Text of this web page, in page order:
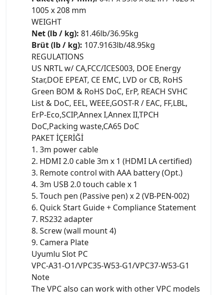
1005 x 208 mm
WEIGHT
Net (lb / kg): 81.46lb/36.95kg
Brüt (lb / kg): 107.9163lb/48.95kg
REGULATIONS
US NRTL w/ CA,FCC/ICES003, DOE Energy
Star,DOE EPEAT, CE EMC, LVD or CB, RoHS
Green BOM & RoHS DoC, ErP, REACH SVHC
List & DoC, EEL, WEEE,GOST-R / EAC, FF,LBL,
ErP-Eco,SCIP,Annex I,Annex II,TPCH
DoC,Packing waste,CA65 DoC
PAKET İÇERİĞİ
1. 3m power cable
2. HDMI 2.0 cable 3m x 1 (HDMI LA certified)
3. Remote control with AAA battery (Opt.)
4. 3m USB 2.0 touch cable x 1
5. Touch pen (Passive pen) x 2 (VB-PEN-002)
6. Quick Start Guide + Compliance Statement
7. RS232 adapter
8. Screw (wall mount 4)
9. Camera Plate
Uyumlu Slot PC
VPC-A31-O1/VPC35-W53-G1/VPC37-W53-G1
Note
The VPC also can work with other VPC models